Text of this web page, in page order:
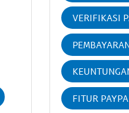
VERIFIKASI
FITUR